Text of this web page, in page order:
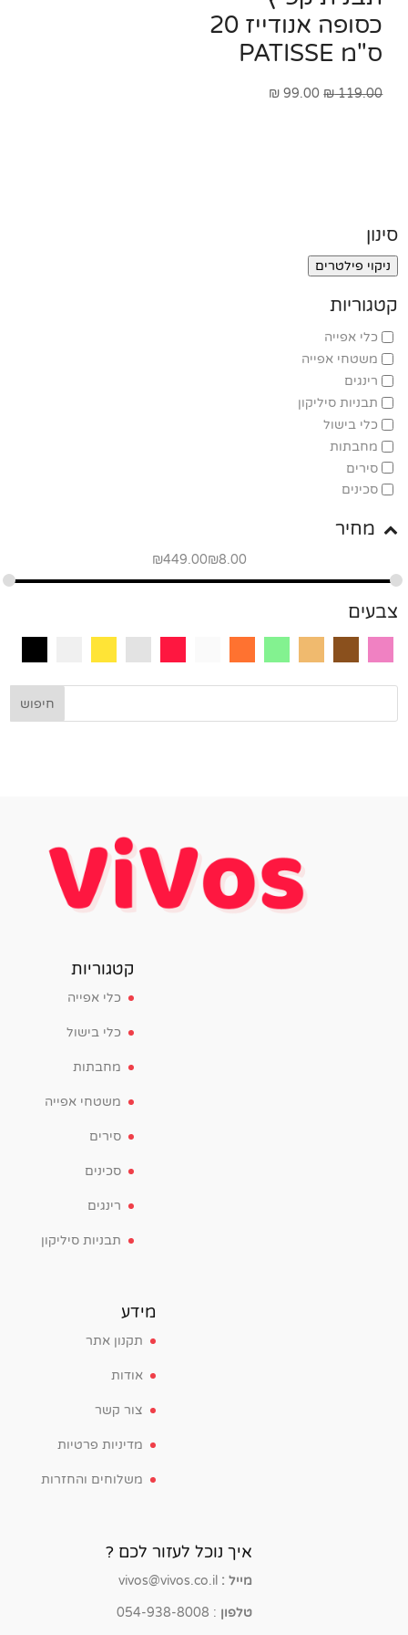
כסופה אנודייז 20
ס"מ PATISSE
₪119.00
המחיר ₪ 99.00
המחיר
סינון
ניקוי פילטרים
קטגוריות
כלי אפייה
משטחי אפייה
רינגים
תבניות סיליקון
כלי בישול
מחבתות
סירים
סכינים
מחיר
₪8.00
₪449.00
צבעים
קטגוריות
כלי אפייה
כלי בישול
מחבתות
משטחי אפייה
סירים
סכינים
רינגים
תבניות סיליקון
מידע
תקנון אתר
אודות
צור קשר
מדיניות פרטיות
משלוחים והחזרות
איך נוכל לעזור לכם ?
מייל :
טלפון : 054-938-8008